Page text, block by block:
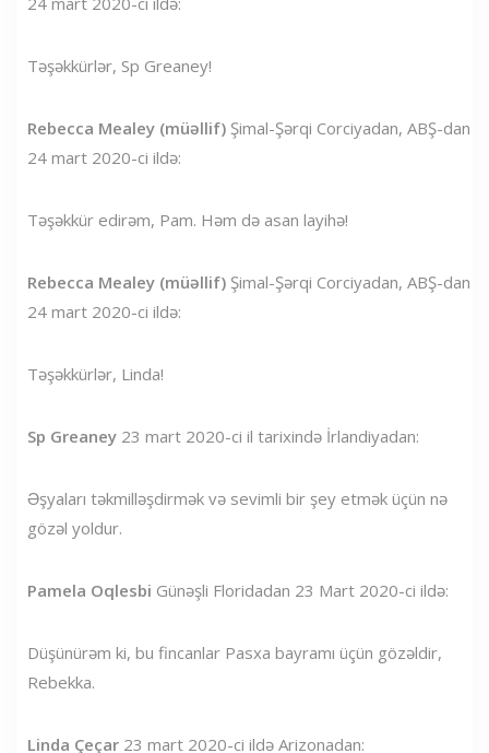
Təşəkkürlər, Sp Greaney!
Rebecca Mealey (müəllif) Şimal-Şərqi Corciyadan, ABŞ-dan
24 mart 2020-ci ildə:
Təşəkkür edirəm, Pam. Həm də asan layihə!
Rebecca Mealey (müəllif) Şimal-Şərqi Corciyadan, ABŞ-dan
24 mart 2020-ci ildə:
Təşəkkürlər, Linda!
Sp Greaney 23 mart 2020-ci il tarixində İrlandiyadan:
Əşyaları təkmilləşdirmək və sevimli bir şey etmək üçün nə
gözəl yoldur.
Pamela Oqlesbi Günəşli Floridadan 23 Mart 2020-ci ildə:
Düşünürəm ki, bu fincanlar Pasxa bayramı üçün gözəldir,
Rebekka.
Linda Çeçar 23 mart 2020-ci ildə Arizonadan: